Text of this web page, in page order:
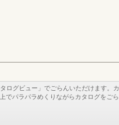
ログビュー」でごらんいただけます。カ
でパラパラめくりながらカタログをごら